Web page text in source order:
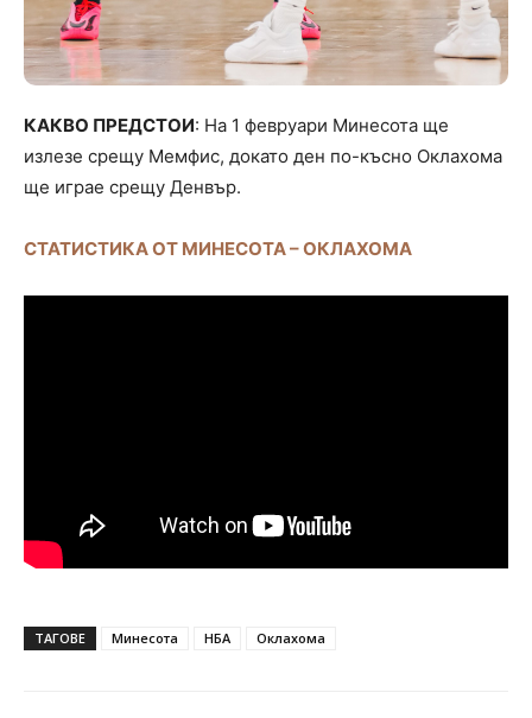
КАКВО ПРЕДСТОИ: На 1 февруари Минесота ще
излезе срещу Мемфис, докато ден по-късно Оклахома
ще играе срещу Денвър.
СТАТИСТИКА ОТ МИНЕСОТА – ОКЛАХОМА
ТАГОВЕ Минесота НБА Оклахома